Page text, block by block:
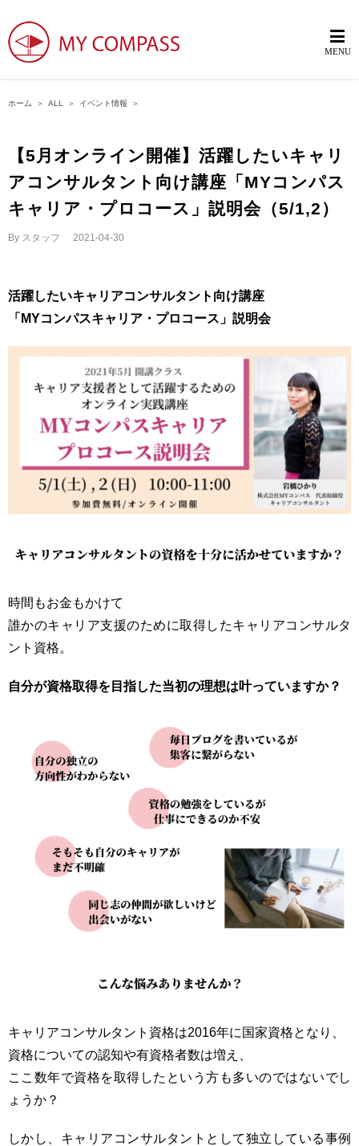
ホーム ＞ ALL ＞ イベント情報 ＞
【5月オンライン開催】活躍したいキャリ
アコンサルタント向け講座「MYコンパス
キャリア・プロコース」説明会（5/1,2）
By スタッフ 2021-04-30
活躍したいキャリアコンサルタント向け講座
「MYコンパスキャリア・プロコース」説明会
時間もお金もかけて
誰かのキャリア支援のために取得したキャリアコンサルタ
ント資格。
自分が資格取得を目指した当初の理想は叶っていますか？
キャリアコンサルタント資格は2016年に国家資格となり、
資格についての認知や有資格者数は増え、
ここ数年で資格を取得したという方も多いのではないでし
ょうか？
しかし、キャリアコンサルタントとして独立している事例